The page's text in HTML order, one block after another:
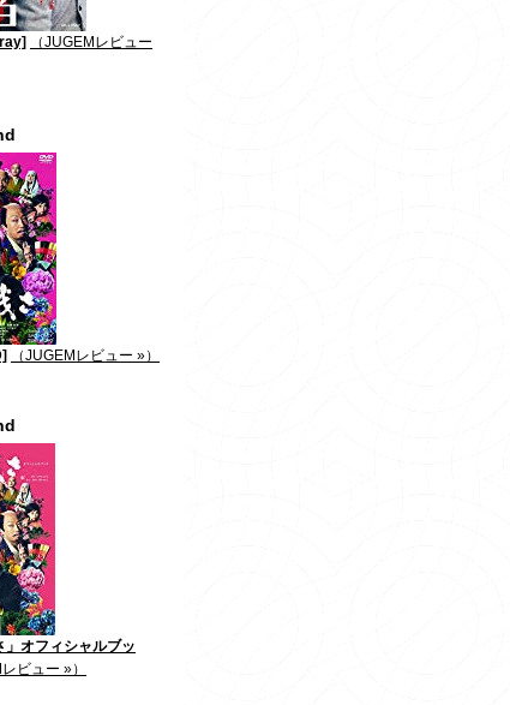
（JUGEMレビュー
（JUGEMレビュー »）
」オフィシャルブッ
ビュー »）